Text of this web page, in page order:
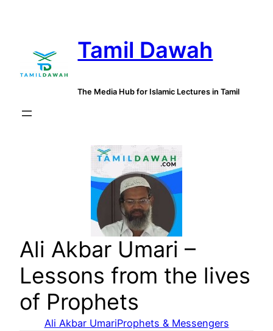
Tamil Dawah
The Media Hub for Islamic Lectures in Tamil
Ali Akbar Umari –
Lessons from the lives
of Prophets
Ali Akbar UmariProphets & Messengers